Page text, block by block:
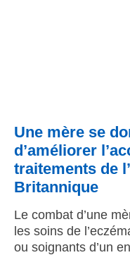
Une mère se
d’améliorer
traitements de
Britannique
Le combat d’une
les soins de
ou soignants d’un